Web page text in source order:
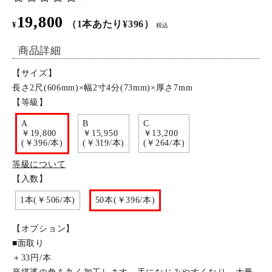
特定商取引法について
お問い合わせ
¥ 19,800 （1本あたり¥396） 税込
商品詳細
【サイズ】
長さ2尺(606mm)×幅2寸4分(73mm)×厚さ7mm
【等級】
A
￥19,800
(￥396/本)
B
￥15,950
(￥319/本)
C
￥13,200
(￥264/本)
等級について
【入数】
1本(￥506/本) 50本(￥396/本)
【オプション】
■面取り
＋33円/本